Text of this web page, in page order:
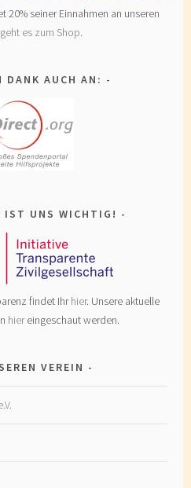
20% seiner Einnahmen an unseren
es zum Shop.
DANK AUCH AN:
IST UNS WICHTIG!
findet Ihrhier. Unsere aktuelle
hiereingeschaut werden.
VEREIN